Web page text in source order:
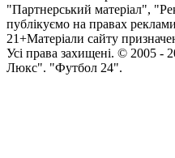
"Партнерський матеріал",
публікуємо на правах
21+Матеріали сайту
Усi права захищенi. © 2005 -
Люкс". "Футбол 24".